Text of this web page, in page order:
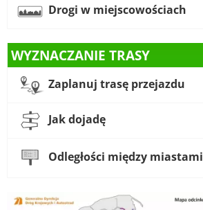
Drogi w miejscowościach
WYZNACZANIE TRASY
Zaplanuj trasę przejazdu
Jak dojadę
Odległości między miastami